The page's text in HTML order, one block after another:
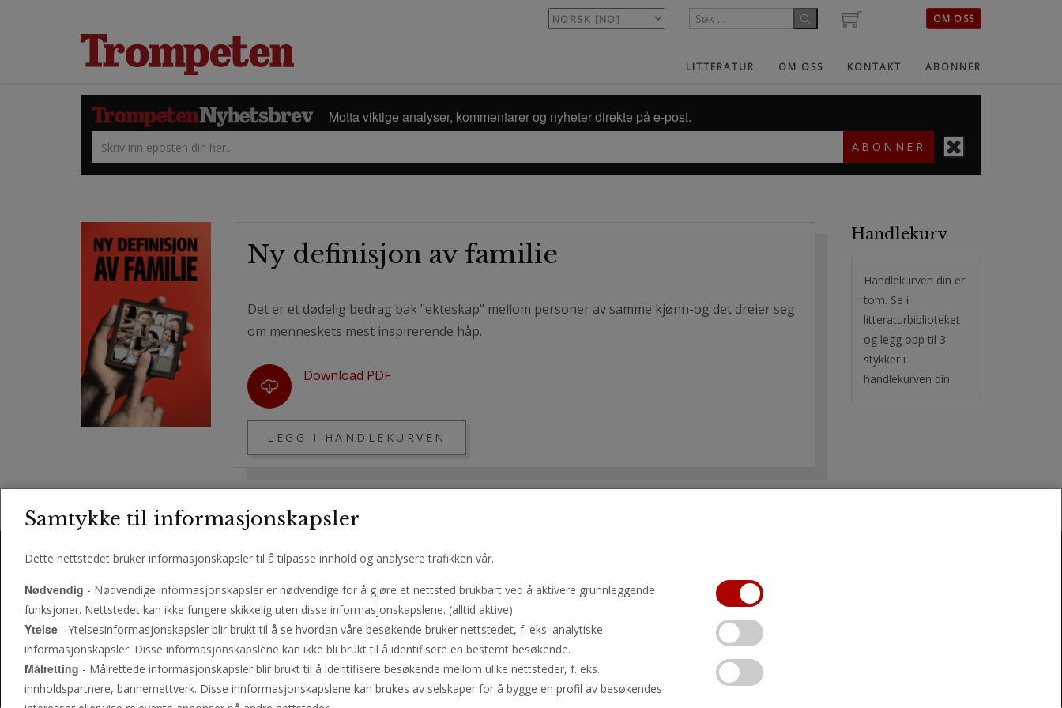
OM OSS
LITTERATUR OM OSS KONTAKT ABONNER
Motta viktige analyser, kommentarer og nyheter direkte på e-post.
ABONNER
Ny definisjon av familie
Det er et dødelig bedrag bak "ekteskap" mellom personer av samme kjønn-og det dreier seg
om menneskets mest inspirerende håp.
Download PDF
Handlekurv
Handlekurven din er
tom. Se i
litteraturbiblioteket
og legg opp til 3
stykker i
handlekurven din.
OM OSS KONTAKT OSS OFTE STILTE SPØRSMÅL PRIVAT POLITIKK BETINGELSER FOR BRUK
© 2026 PHILADELPHIA CHURCH OF GOD, ALL RIGHTS RESERVED
© 2026 GUDS FILADELFIAKIRKE, NORSK DERIVATIV VERSJON, ETTERTRYKK FORBUDT
Samtykke til informasjonskapsler
Dette nettstedet bruker informasjonskapsler til å tilpasse innhold og analysere trafikken vår.
Nødvendig - Nødvendige informasjonskapsler er nødvendige for å gjøre et nettsted brukbart ved å aktivere grunnleggende
funksjoner. Nettstedet kan ikke fungere skikkelig uten disse informasjonskapslene. (alltid aktive)
Ytelse - Ytelsesinformasjonskapsler blir brukt til å se hvordan våre besøkende bruker nettstedet, f. eks. analytiske
informasjonskapsler. Disse informasjonskapslene kan ikke bli brukt til å identifisere en bestemt besøkende.
Målretting - Målrettede informasjonskapsler blir brukt til å identifisere besøkende mellom ulike nettsteder, f. eks.
innholdspartnere, bannernettverk. Disse innformasjonskapslene kan brukes av selskaper for å bygge en profil av besøkendes